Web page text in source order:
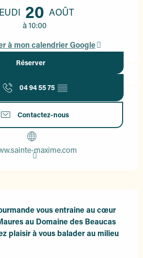
20 AOÛT
à 10:00
à mon calendrier Google
Réserver
04 94 55 75 ▒▒
Contactez-nous
maxime.com
vous entraine au cœur
au Domaine des Beaucas
plaisir à vous balader au milieu